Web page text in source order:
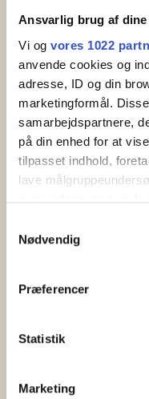
Ansvarlig brug af dine
Vi og vores 1022
anvende cookies og
adresse, ID og din
marketingformål.
samarbejdspartnere,
på din enhed for at
tilpasset indhold,
lave
mere information
tilbage eller ændre
"Cookiedeklaration",
Indsamle
Identificere
dens unikke
Nødvendig
Præferencer
Statistik
Marketing
Balka
Ferienwohnungen auf
Personen auf Balka,
Sandstrand entfernt.